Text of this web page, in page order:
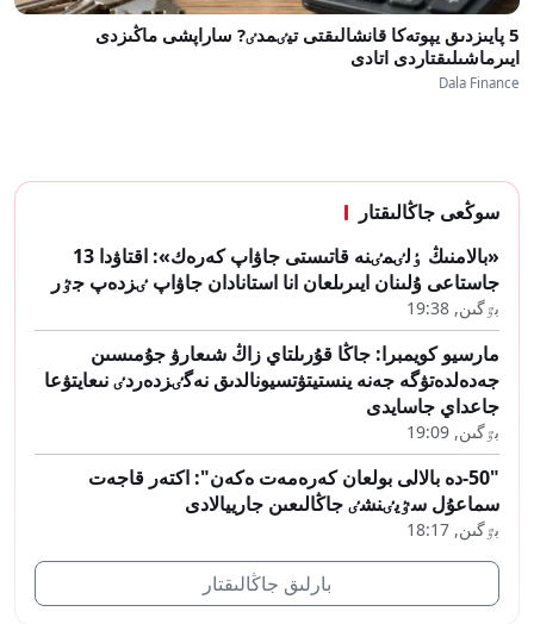
5 پايىزدىق يپوتەكا قانشالىقتى تيٸمدٸ? ساراپشى ماڭىزدى
ايىرماشىلىقتاردى اتادى
Dala Finance
سوڭعى جاڭالىقتار
«بالامنىڭ ٶلٸمٸنە قاتىستى جاۋاپ كەرەك»: اقتاۋدا 13
جاستاعى ۇلىنان ايىرىلعان انا استانادان جاۋاپ ٸزدەپ جٷر
بٷگىن, 19:38
مارسيو كويمبرا: جاڭا قۇرىلتاي زاڭ شىعارۋ جۇمىسىن
جەدەلدەتۋگە جەنە ينستيتۋتسيونالدىق نەگٸزدەردٸ نىعايتۋعا
جاعداي جاسايدى
بٷگىن, 19:09
"50-دە بالالى بولعان كەرەمەت ەكەن": اكتەر قاجەت
سماعۇل سٷيٸنشٸ جاڭالىعىن جارييالادى
بٷگىن, 18:17
بارلىق جاڭالىقتار